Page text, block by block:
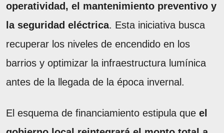
operatividad, el mantenimiento preventivo y
la seguridad eléctrica. Esta iniciativa busca
recuperar los niveles de encendido en los
barrios y optimizar la infraestructura lumínica
antes de la llegada de la época invernal.
El esquema de financiamiento estipula que el